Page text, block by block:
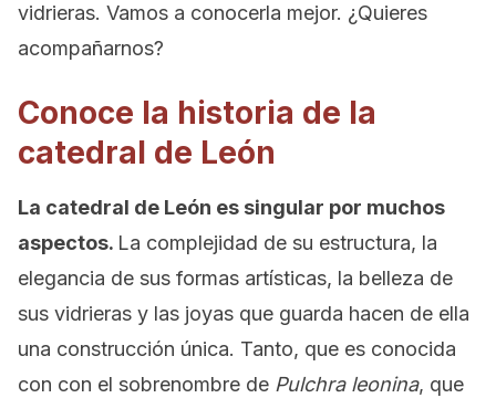
vidrieras. Vamos a conocerla mejor. ¿Quieres
acompañarnos?
Conoce la historia de la
catedral de León
La catedral de León es singular por muchos
aspectos. La complejidad de su estructura, la
elegancia de sus formas artísticas, la belleza de
sus vidrieras y las joyas que guarda hacen de ella
una construcción única. Tanto, que es conocida
con con el sobrenombre de Pulchra leonina, que